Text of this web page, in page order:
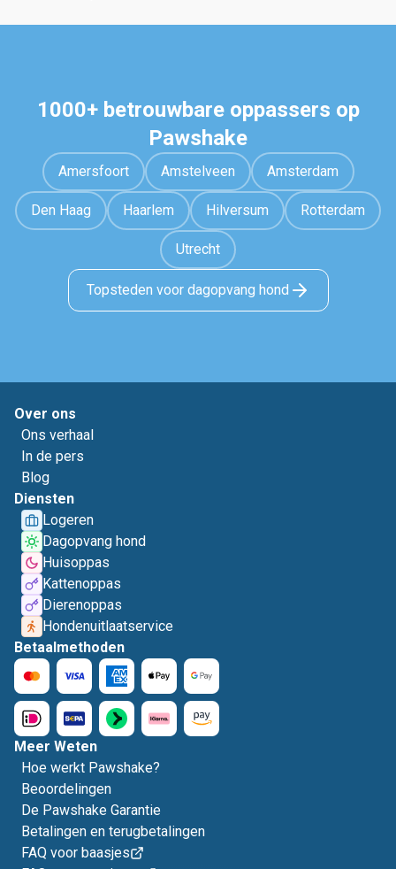
1000+ betrouwbare oppassers op
Pawshake
Amersfoort Amstelveen Amsterdam
Den Haag Haarlem Hilversum Rotterdam
Utrecht
Topsteden voor dagopvang hond
Over ons
Ons verhaal
In de pers
Blog
Diensten
Logeren
Dagopvang hond
Huisoppas
Kattenoppas
Dierenoppas
Hondenuitlaatservice
Betaalmethoden
Meer Weten
Hoe werkt Pawshake?
Beoordelingen
De Pawshake Garantie
Betalingen en terugbetalingen
FAQ voor baasjes